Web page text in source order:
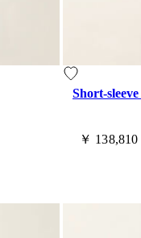
Short-
￥ 138,810